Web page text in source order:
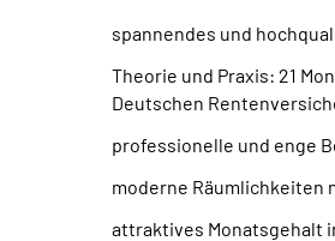
spannendes und
Theorie und Praxis: 21
Deutschen
professionelle und enge
moderne Räumlichkeiten
attraktives Monatsgehalt